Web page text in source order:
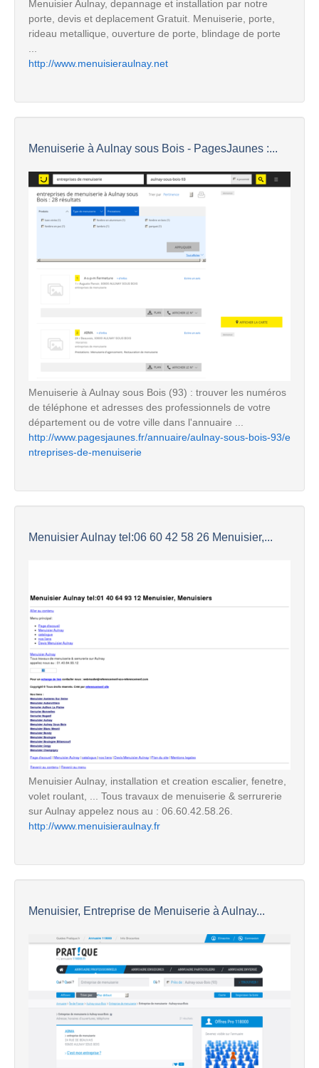
Menuisier Aulnay, depannage et installation par notre
porte, devis et deplacement Gratuit. Menuiserie, porte,
rideau metallique, ouverture de porte, blindage de porte
http://www.menuisieraulnay.net
Menuiserie à Aulnay sous Bois - PagesJaunes :...
Menuiserie à Aulnay sous Bois (93) : trouver les numéros
de téléphone et adresses des professionnels de votre
département ou de votre ville dans l'annuaire ...
http://www.pagesjaunes.fr/annuaire/aulnay-sous-bois-93/e
ntreprises-de-menuiserie
Menuisier Aulnay tel:06 60 42 58 26 Menuisier,...
Menuisier Aulnay, installation et creation escalier, fenetre,
volet roulant, ... Tous travaux de menuiserie & serrurerie
sur Aulnay appelez nous au : 06.60.42.58.26.
http://www.menuisieraulnay.fr
Menuisier, Entreprise de Menuiserie à Aulnay...